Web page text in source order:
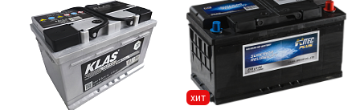
хит